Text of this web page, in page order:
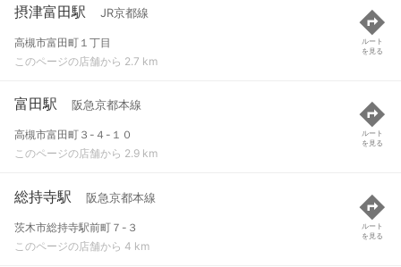
摂津富田駅 JR京都線
高槻市富田町１丁目
このページの店舗から 2.7 km
ルート
を見る
富田駅 阪急京都本線
高槻市富田町３-４-１０
このページの店舗から 2.9 km
ルート
を見る
総持寺駅 阪急京都本線
茨木市総持寺駅前町７-３
このページの店舗から 4 km
ルート
を見る